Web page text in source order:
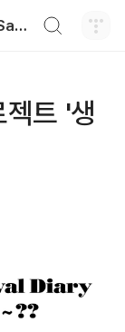
국내 최초 다문화 극단 샐러드 Salad
트 '생